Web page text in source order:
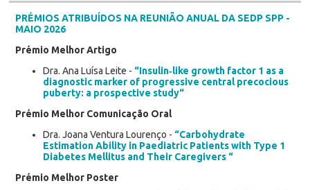
PRÉMIOS ATRIBUÍDOS NA REUNIÃO ANUAL DA SEDP SPP -
MAIO 2026
Prémio Melhor Artigo
Dra. Ana Luísa Leite - “Insulin‑like growth factor 1 as a
diagnostic marker of progressive central precocious
puberty: a prospective study“
Prémio Melhor Comunicação Oral
Dra. Joana Ventura Lourenço - “Carbohydrate
Estimation Ability in Paediatric Patients with Type 1
Diabetes Mellitus and Their Caregivers “
Prémio Melhor Poster